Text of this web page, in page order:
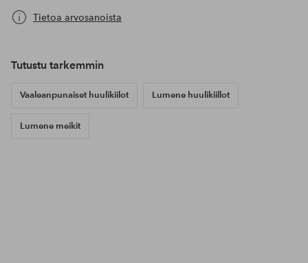
Tietoa arvosanoista
Tutustu tarkemmin
Vaaleanpunaiset huulikiilot Lumene huulikiillot
Lumene meikit